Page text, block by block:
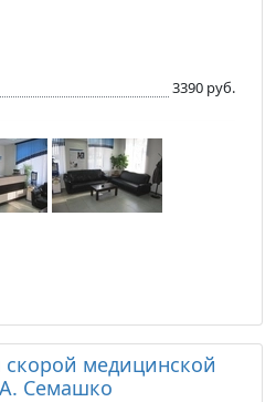
3390 руб.
медицинской
Семашко